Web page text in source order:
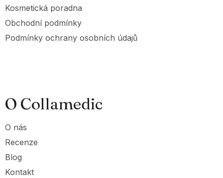
Kosmetická poradna
Obchodní podmínky
Podmínky ochrany osobních údajů
O Collamedic
O nás
Recenze
Blog
Kontakt